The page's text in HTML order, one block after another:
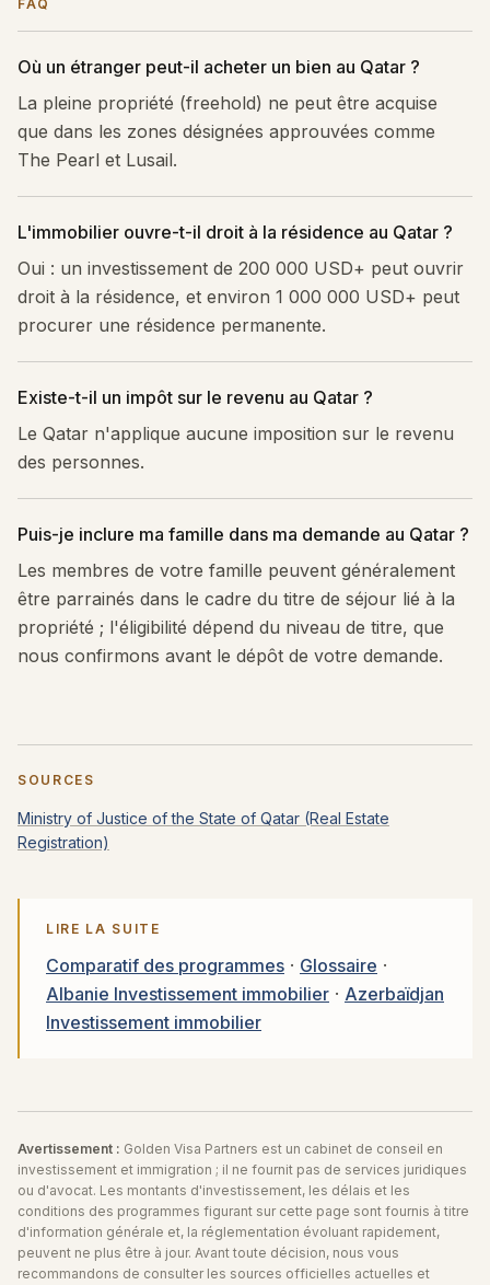
FAQ
Où un étranger peut-il acheter un bien au Qatar ?
La pleine propriété (freehold) ne peut être acquise
que dans les zones désignées approuvées comme
The Pearl et Lusail.
L'immobilier ouvre-t-il droit à la résidence au Qatar ?
Oui : un investissement de 200 000 USD+ peut ouvrir
droit à la résidence, et environ 1 000 000 USD+ peut
procurer une résidence permanente.
Existe-t-il un impôt sur le revenu au Qatar ?
Le Qatar n'applique aucune imposition sur le revenu
des personnes.
Puis-je inclure ma famille dans ma demande au Qatar ?
Les membres de votre famille peuvent généralement
être parrainés dans le cadre du titre de séjour lié à la
propriété ; l'éligibilité dépend du niveau de titre, que
nous confirmons avant le dépôt de votre demande.
SOURCES
Ministry of Justice of the State of Qatar (Real Estate
Registration)
LIRE LA SUITE
Comparatif des programmes · Glossaire ·
Albanie Investissement immobilier · Azerbaïdjan
Investissement immobilier
Avertissement : Golden Visa Partners est un cabinet de conseil en
investissement et immigration ; il ne fournit pas de services juridiques
ou d'avocat. Les montants d'investissement, les délais et les
conditions des programmes figurant sur cette page sont fournis à titre
d'information générale et, la réglementation évoluant rapidement,
peuvent ne plus être à jour. Avant toute décision, nous vous
recommandons de consulter les sources officielles actuelles et